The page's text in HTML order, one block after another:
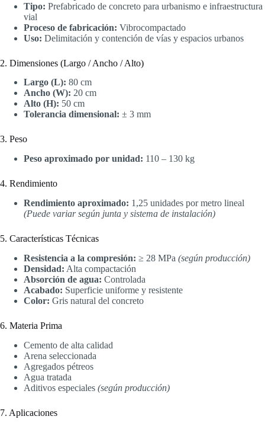
Tipo: Prefabricado de concreto para urbanismo e infraestructura
vial
Proceso de fabricación: Vibrocompactado
Uso: Delimitación y contención de vías y espacios urbanos
2. Dimensiones (Largo / Ancho / Alto)
Largo (L): 80 cm
Ancho (W): 20 cm
Alto (H): 50 cm
Tolerancia dimensional: ± 3 mm
3. Peso
Peso aproximado por unidad: 110 – 130 kg
4. Rendimiento
Rendimiento aproximado: 1,25 unidades por metro lineal
(Puede variar según junta y sistema de instalación)
5. Características Técnicas
Resistencia a la compresión: ≥ 28 MPa (según producción)
Densidad: Alta compactación
Absorción de agua: Controlada
Acabado: Superficie uniforme y resistente
Color: Gris natural del concreto
6. Materia Prima
Cemento de alta calidad
Arena seleccionada
Agregados pétreos
Agua tratada
Aditivos especiales (según producción)
7. Aplicaciones